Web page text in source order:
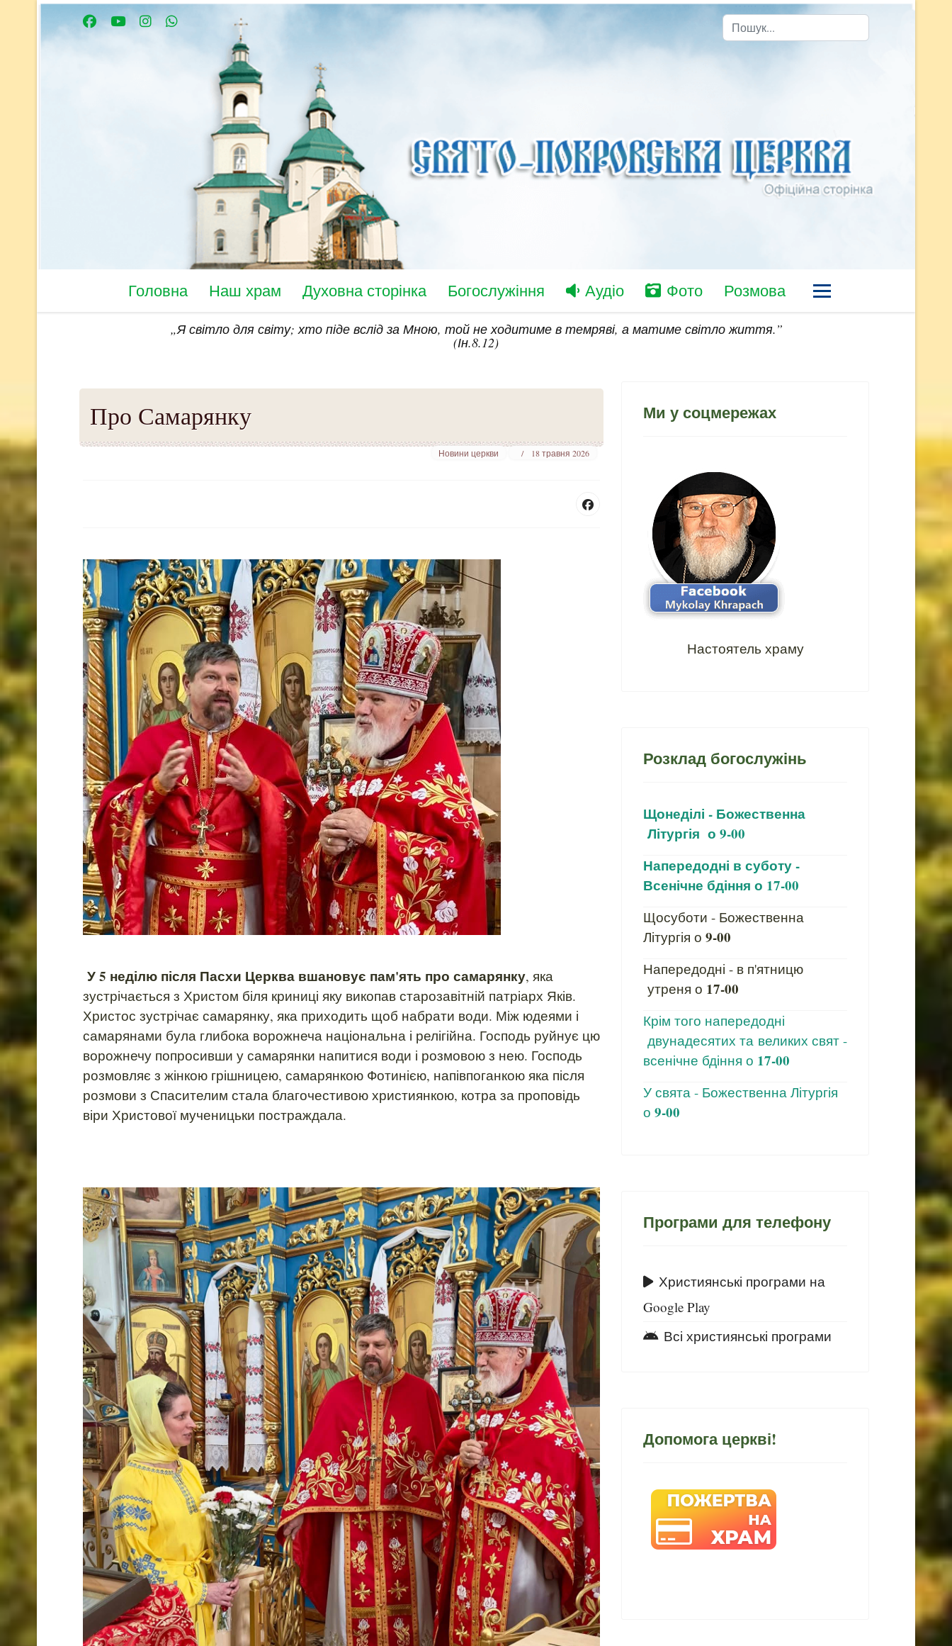
Пошук
Головна Наш храм Духовна сторінка Богослужіння Аудіо Фото Розмова
„Я світло для світу; хто піде вслід за Мною, той не ходитиме в темряві, а матиме світло життя.”
(Ін.8.12)
Про Самарянку
Новини церкви 18 травня 2026
У 5 неділю після Пасхи Церква вшановує пам'ять про самарянку, яка
зустрічається з Христом біля криниці яку викопав старозавітній патріарх Яків.
Христос зустрічає самарянку, яка приходить щоб набрати води. Між юдеями і
самарянами була глибока ворожнеча національна і релігійна. Господь руйнує цю
ворожнечу попросивши у самарянки напитися води і розмовою з нею. Господь
розмовляє з жінкою грішницею, самарянкою Фотинією, напівпоганкою яка після
розмови з Спасителим стала благочестивою християнкою, котра за проповідь
віри Христової мученицьки постраждала.
Ми у соцмережах
Настоятель храму
Розклад богослужінь
Щонеділі - Божественна
Літургія о 9-00
Напередодні в суботу -
Всенічне бдіння о 17-00
Щосуботи - Божественна
Літургія о 9-00
Напередодні - в п'ятницю
утреня о 17-00
Крім того напередодні
двунадесятих та великих свят -
всенічне бдіння о 17-00
У свята - Божественна Літургія
о 9-00
Програми для телефону
Християнські програми на
Google Play
Всі християнські програми
Допомога церкві!